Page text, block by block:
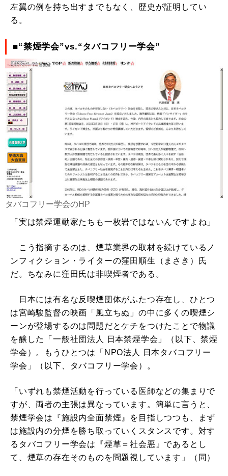
左翼の例を持ち出すまでもなく、歴史が証明してい
る。
■“禁煙学会”vs.“タバコフリー学会”
タバコフリー学会のHP
「実は禁煙運動家たちも一枚岩ではないんですよね」
こう指摘するのは、煙草業界の取材を続けているノ
ンフィクション・ライターの窪田順生（まさき）氏
だ。ちなみに窪田氏は非喫煙者である。
日本には有名な反喫煙団体がふたつ存在し、ひとつ
は宮崎駿監督の映画「風立ちぬ」の中に多くの喫煙シ
ーンが登場するのは問題だとケチをつけたことで物議
を醸した「一般社団法人 日本禁煙学会」（以下、禁煙
学会）。もうひとつは「NPO法人 日本タバコフリー
学会」（以下、タバコフリー学会）。
「いずれも禁煙活動を行っている医師などの集まりで
すが、両者の主張は異なっています。簡単に言うと、
禁煙学会は『施設内全面禁煙』を目指しつつも、まず
は施設内の分煙を勝ち取っていくスタンスです。対す
るタバコフリー学会は『煙草＝社会悪』であるとし
て、煙草の存在そのものを問題視しています」（同）